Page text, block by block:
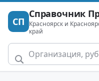
СП
Справочник
Красноярск и
край